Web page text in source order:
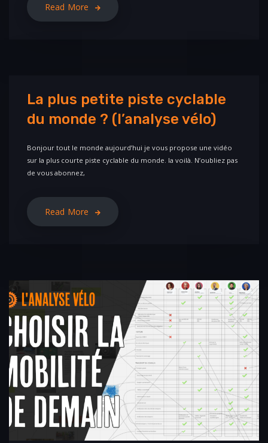
Read More
La plus petite piste cyclable
du monde ? (l’analyse vélo)
Bonjour tout le monde aujourd’hui je vous propose une vidéo
sur la plus courte piste cyclable du monde. la voilà. N’oubliez pas
de vous abonnez,
Read More